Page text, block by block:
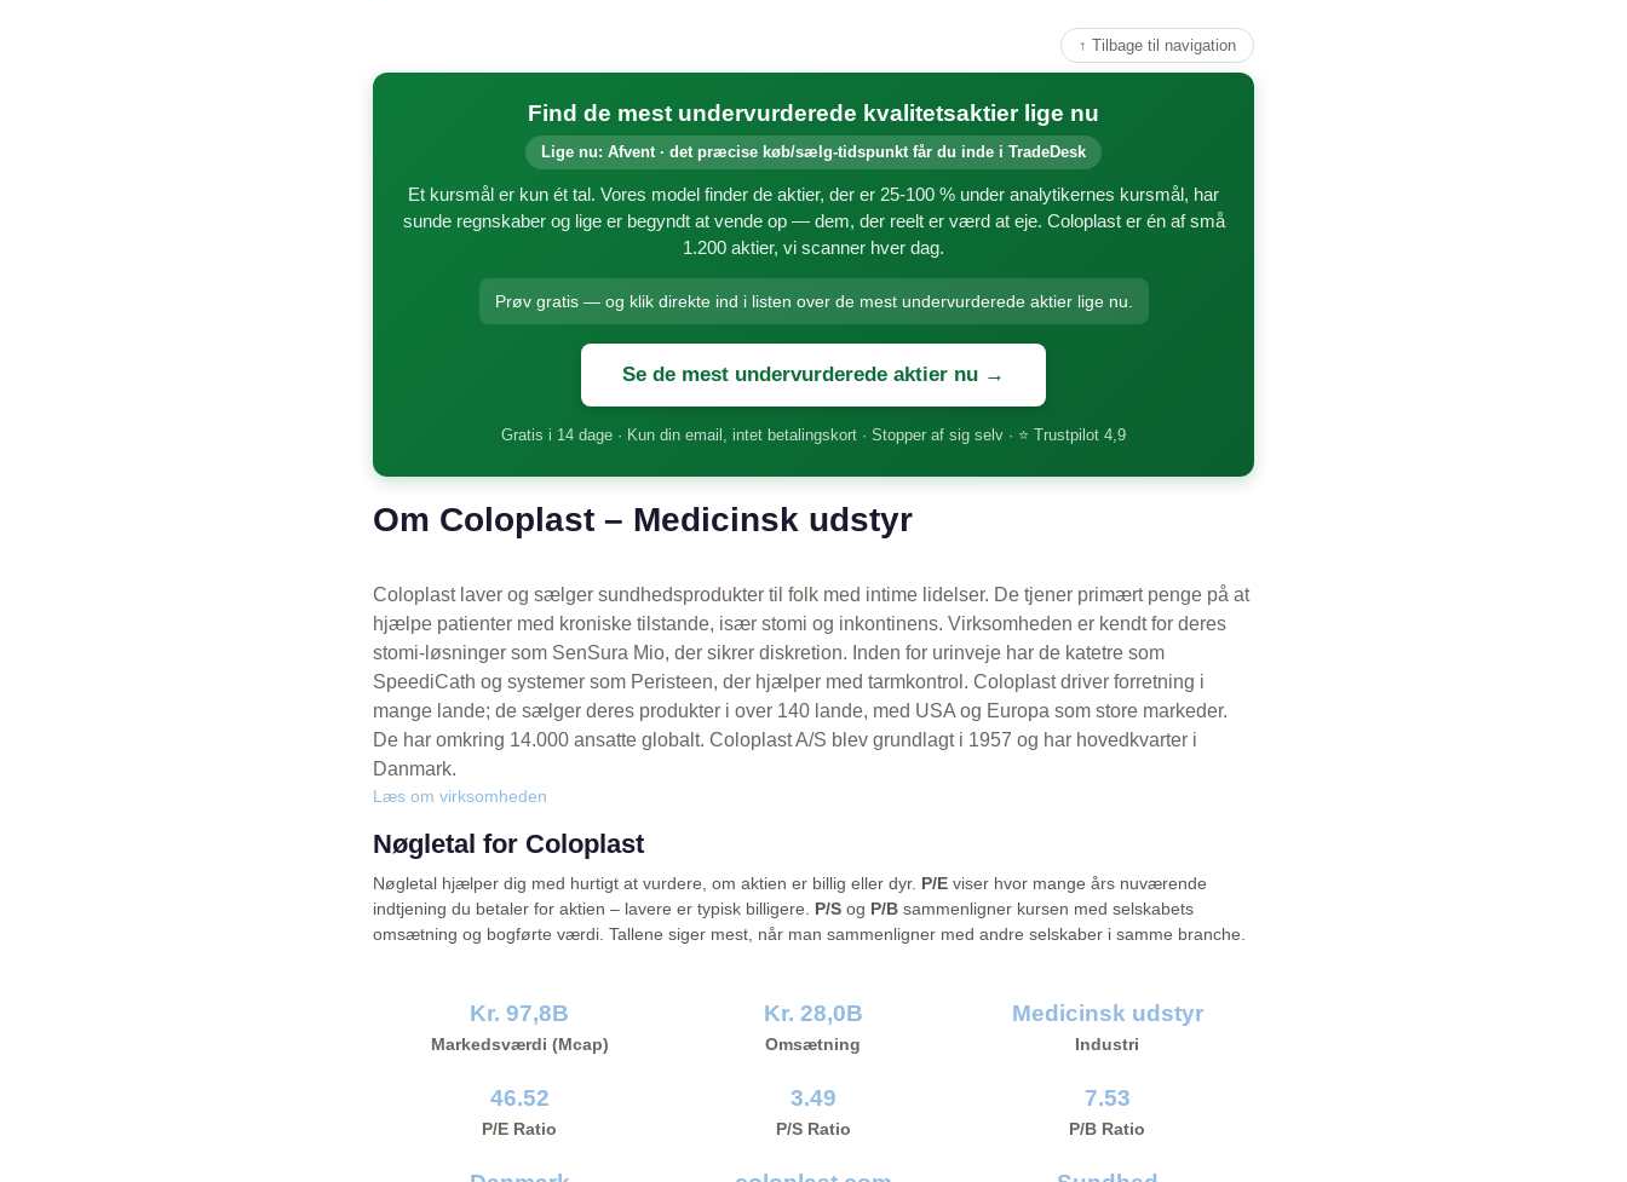
↑ Tilbage til navigation
Find de mest undervurderede kvalitetsaktier lige nu
Lige nu: Afvent · det præcise køb/sælg-tidspunkt får du inde i TradeDesk
Et kursmål er kun ét tal. Vores model finder de aktier, der er 25-100 % under analytikernes kursmål, har
sunde regnskaber og lige er begyndt at vende op — dem, der reelt er værd at eje. Coloplast er én af små
1.200 aktier, vi scanner hver dag.
Prøv gratis — og klik direkte ind i listen over de mest undervurderede aktier lige nu.
Se de mest undervurderede aktier nu →
Gratis i 14 dage · Kun din email, intet betalingskort · Stopper af sig selv · ⭐ Trustpilot 4,9
Om Coloplast – Medicinsk udstyr
Coloplast laver og sælger sundhedsprodukter til folk med intime lidelser. De tjener primært penge på at
hjælpe patienter med kroniske tilstande, især stomi og inkontinens. Virksomheden er kendt for deres
stomi-løsninger som SenSura Mio, der sikrer diskretion. Inden for urinveje har de katetre som
SpeediCath og systemer som Peristeen, der hjælper med tarmkontrol. Coloplast driver forretning i
mange lande; de sælger deres produkter i over 140 lande, med USA og Europa som store markeder.
De har omkring 14.000 ansatte globalt. Coloplast A/S blev grundlagt i 1957 og har hovedkvarter i
Danmark.
Læs om virksomheden
Nøgletal for Coloplast
Nøgletal hjælper dig med hurtigt at vurdere, om aktien er billig eller dyr. P/E viser hvor mange års nuværende
indtjening du betaler for aktien – lavere er typisk billigere. P/S og P/B sammenligner kursen med selskabets
omsætning og bogførte værdi. Tallene siger mest, når man sammenligner med andre selskaber i samme branche.
Kr. 97,8B
Markedsværdi (Mcap)
Kr. 28,0B
Omsætning
Medicinsk udstyr
Industri
46.52
P/E Ratio
3.49
P/S Ratio
7.53
P/B Ratio